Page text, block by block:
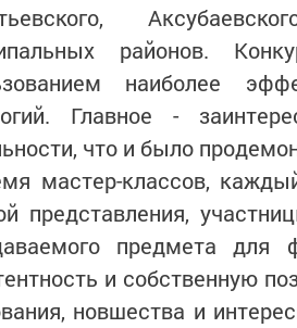
районов.
наиболее
Главное -
что и было
мастер-классов,
представления,
предмета для
и собственную
новшества и